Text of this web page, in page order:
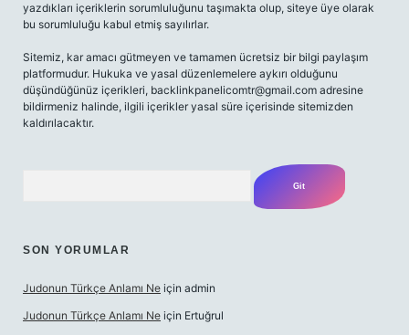
yazdıkları içeriklerin sorumluluğunu taşımakta olup, siteye üye olarak
bu sorumluluğu kabul etmiş sayılırlar.
Sitemiz, kar amacı gütmeyen ve tamamen ücretsiz bir bilgi paylaşım
platformudur. Hukuka ve yasal düzenlemelere aykırı olduğunu
düşündüğünüz içerikleri, backlinkpanelicomtr@gmail.com adresine
bildirmeniz halinde, ilgili içerikler yasal süre içerisinde sitemizden
kaldırılacaktır.
SON YORUMLAR
Judonun Türkçe Anlamı Ne için admin
Judonun Türkçe Anlamı Ne için Ertuğrul